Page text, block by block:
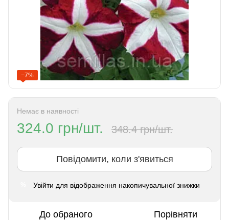
−7%
Немає в наявності
324.0 грн/шт. 348.4 грн/шт.
Повідомити, коли з'явиться
Увійти для відображення накопичувальної знижки
До обраного Порівняти